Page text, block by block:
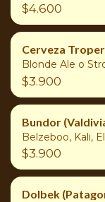
$4.600
Cerveza
Blonde Ale o
$3.900
Bundor
Belzeboo, Kali,
$3.900
Dolbek